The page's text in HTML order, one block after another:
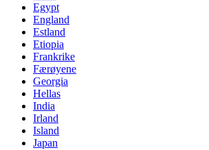
Egypt
England
Estland
Etiopia
Frankrike
Færøyene
Georgia
Hellas
India
Irland
Island
Japan